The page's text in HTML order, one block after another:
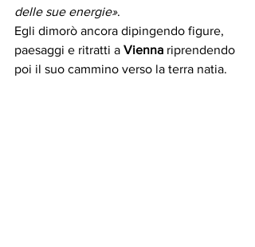
delle sue energie».
Egli dimorò ancora dipingendo figure,
paesaggi e ritratti a Vienna riprendendo
poi il suo cammino verso la terra natia.